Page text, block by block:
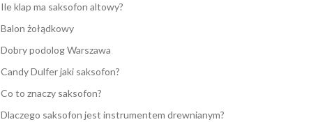
Ile klap ma saksofon altowy?
Balon żołądkowy
Dobry podolog Warszawa
Candy Dulfer jaki saksofon?
Co to znaczy saksofon?
Dlaczego saksofon jest instrumentem drewnianym?